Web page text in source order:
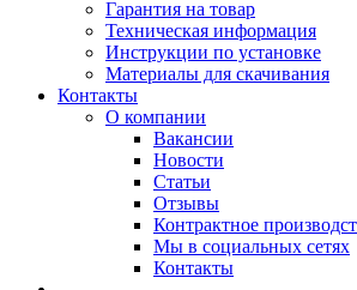
Гарантия на товар
Техническая информация
Инструкции по установке
Материалы для скачивания
Контакты
О компании
Вакансии
Новости
Статьи
Отзывы
Контрактное
Мы в социальных сетях
Контакты